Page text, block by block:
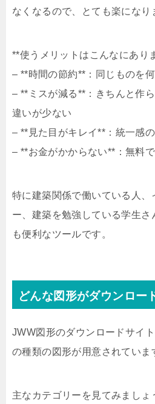
なくなるので、とても楽になり
**使うメリットはこんなにあり
– **時間の節約**：同じものを
– **ミスが減る**：きちんと作
違いが少ない
– **見た目がキレイ**：統一感
– **お金がかからない**：無料
特に建築関係で働いている人、
ー、建築を勉強している学生さ
も便利なツールです。
どんな図形がダウンロー
JWW図形のダウンロードサイ
の種類の図形が用意されていま
主なカテゴリーを見てみましょ